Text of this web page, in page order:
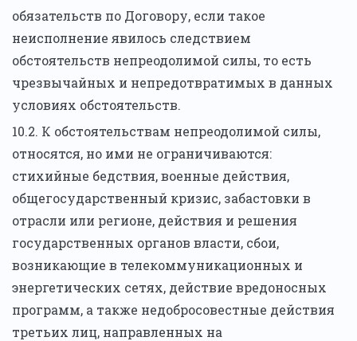
обязательств по Договору, если такое
неисполнение явилось следствием
обстоятельств непреодолимой силы, то есть
чрезвычайных и непредотвратимых в данных
условиях обстоятельств.
10.2. К обстоятельствам непреодолимой силы,
относятся, но ими не ограничиваются:
стихийные бедствия, военные действия,
общегосударственный кризис, забастовки в
отрасли или регионе, действия и решения
государственных органов власти, сбои,
возникающие в телекоммуникационных и
энергетических сетях, действие вредоносных
программ, а также недобросовестные действия
третьих лиц, направленных на